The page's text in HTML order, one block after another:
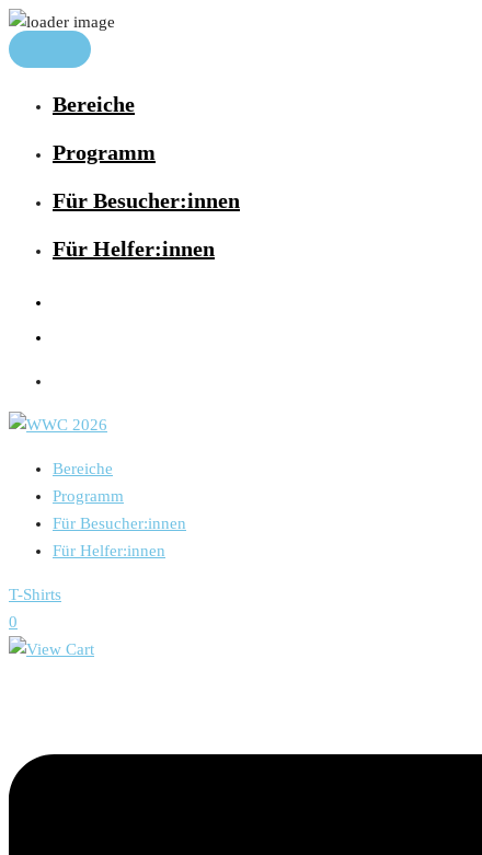
Bereiche
Programm
Für Besucher:innen
Für Helfer:innen
Bereiche
Programm
Für Besucher:innen
Für Helfer:innen
T-Shirts
0